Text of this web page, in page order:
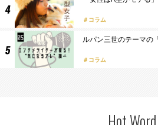
コラム
ルパン三世のテーマの
コラム